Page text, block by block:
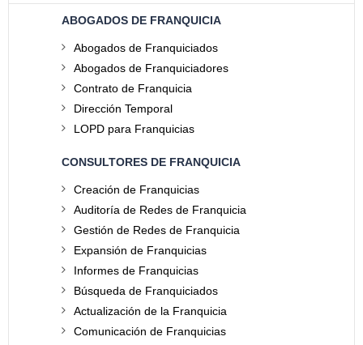
ABOGADOS DE FRANQUICIA
Abogados de Franquiciados
Abogados de Franquiciadores
Contrato de Franquicia
Dirección Temporal
LOPD para Franquicias
CONSULTORES DE FRANQUICIA
Creación de Franquicias
Auditoría de Redes de Franquicia
Gestión de Redes de Franquicia
Expansión de Franquicias
Informes de Franquicias
Búsqueda de Franquiciados
Actualización de la Franquicia
Comunicación de Franquicias